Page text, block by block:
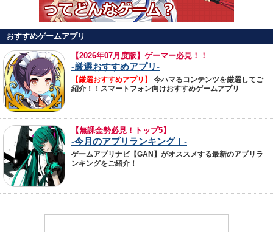
おすすめゲームアプリ
【2026年07月度版】ゲーマー必見！！
-厳選おすすめアプリ-
【厳選おすすめアプリ】
今ハマるコンテンツを厳選してご
紹介！！スマートフォン向けおすすめゲームアプリ
【無課金勢必見！トップ5】
-今月のアプリランキング！-
ゲームアプリナビ【GAN】がオススメする最新のアプリラ
ンキングをご紹介！